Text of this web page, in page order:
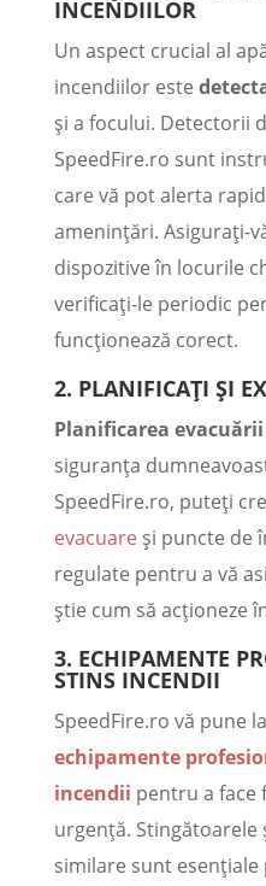
INCENDIILOR
Un aspect crucial al
incendiilor este
și a focului. Detectorii
SpeedFire.ro sunt
care vă pot alerta
amenințări. Asigurați-
dispozitive în locurile
verificați-le periodic
funcționează corect.
2. PLANIFICAȚI ȘI
Planificarea evacuării
siguranța
SpeedFire.ro, puteți
evacuare și puncte de
regulate pentru a vă
știe cum să acționeze
3. ECHIPAMENTE
STINS INCENDII
SpeedFire.ro vă pune
echipamente
incendii pentru a face
urgență.
similare sunt